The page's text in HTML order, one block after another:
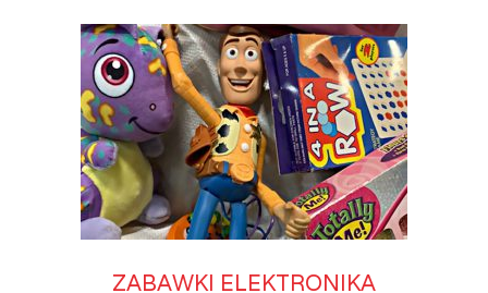
ZABAWKI ELEKTRONIKA